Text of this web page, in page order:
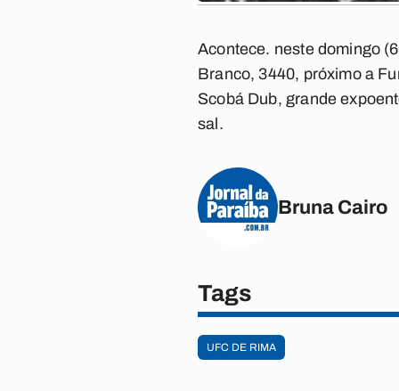
Acontece. neste domingo
Branco, 3440, próximo a
Scobá Dub, grande
sal.
Bruna Cairo
Tags
UFC DE RIMA